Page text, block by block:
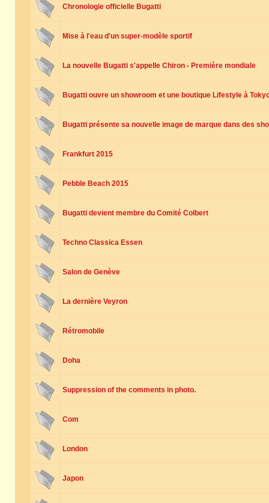
Chronologie officielle Bugatti
Mise à l'eau d'un super-modèle sportif
La nouvelle Bugatti s'appelle Chiron - Première mondiale
Bugatti ouvre un showroom et une boutique Lifestyle à
Bugatti présente sa nouvelle image de marque dans des
Frankfurt 2015
Pebble Beach 2015
Bugatti devient membre du Comité Colbert
Techno Classica Essen
Salon de Genève
La dernière Veyron
Rétromobile
Doha
Suppression of the comments in photo.
Com
London
Japon